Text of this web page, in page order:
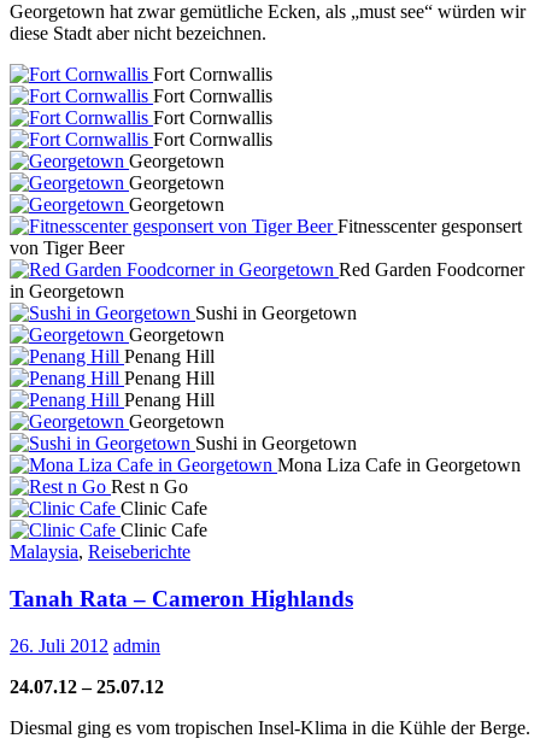
Georgetown hat zwar gemütliche Ecken, als „must see“ würden wir
diese Stadt aber nicht bezeichnen.
Fort Cornwallis
Fort Cornwallis
Fort Cornwallis
Fort Cornwallis
Georgetown
Georgetown
Georgetown
Fitnesscenter gesponsert
von Tiger Beer
Red Garden Foodcorner
in Georgetown
Sushi in Georgetown
Georgetown
Penang Hill
Penang Hill
Penang Hill
Georgetown
Sushi in Georgetown
Mona Liza Cafe in Georgetown
Rest n Go
Clinic Cafe
Clinic Cafe
Malaysia, Reiseberichte
Tanah Rata – Cameron Highlands
26. Juli 2012 admin
24.07.12 – 25.07.12
Diesmal ging es vom tropischen Insel-Klima in die Kühle der Berge.